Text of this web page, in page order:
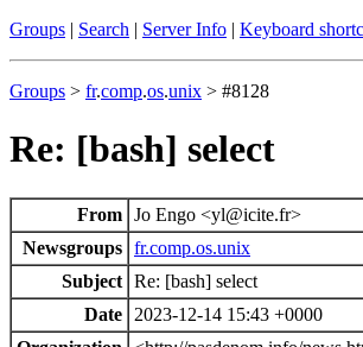
Groups | Search | Server Info | Keyboard
Groups > fr.comp.os.unix > #8128
Re: [bash] select
From Jo Engo <yl@icite.fr>
Newsgroups fr.comp.os.unix
Subject Re: [bash] select
Date
2023-12-14 15:43 +0000